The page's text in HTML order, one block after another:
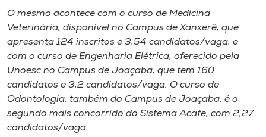
Selecione
o idioma
O mesmo acontece com o curso de Medicina
Veterinária, disponível no Campus de Xanxerê, que
apresenta 124 inscritos e 3,54 candidatos/vaga, e
com o curso de Engenharia Elétrica, oferecido pela
Unoesc no Campus de Joaçaba, que tem 160
candidatos e 3,2 candidatos/vaga. O curso de
Odontologia, também do Campus de Joaçaba, é o
segundo mais concorrido do Sistema Acafe, com 2,27
candidatos/vaga.